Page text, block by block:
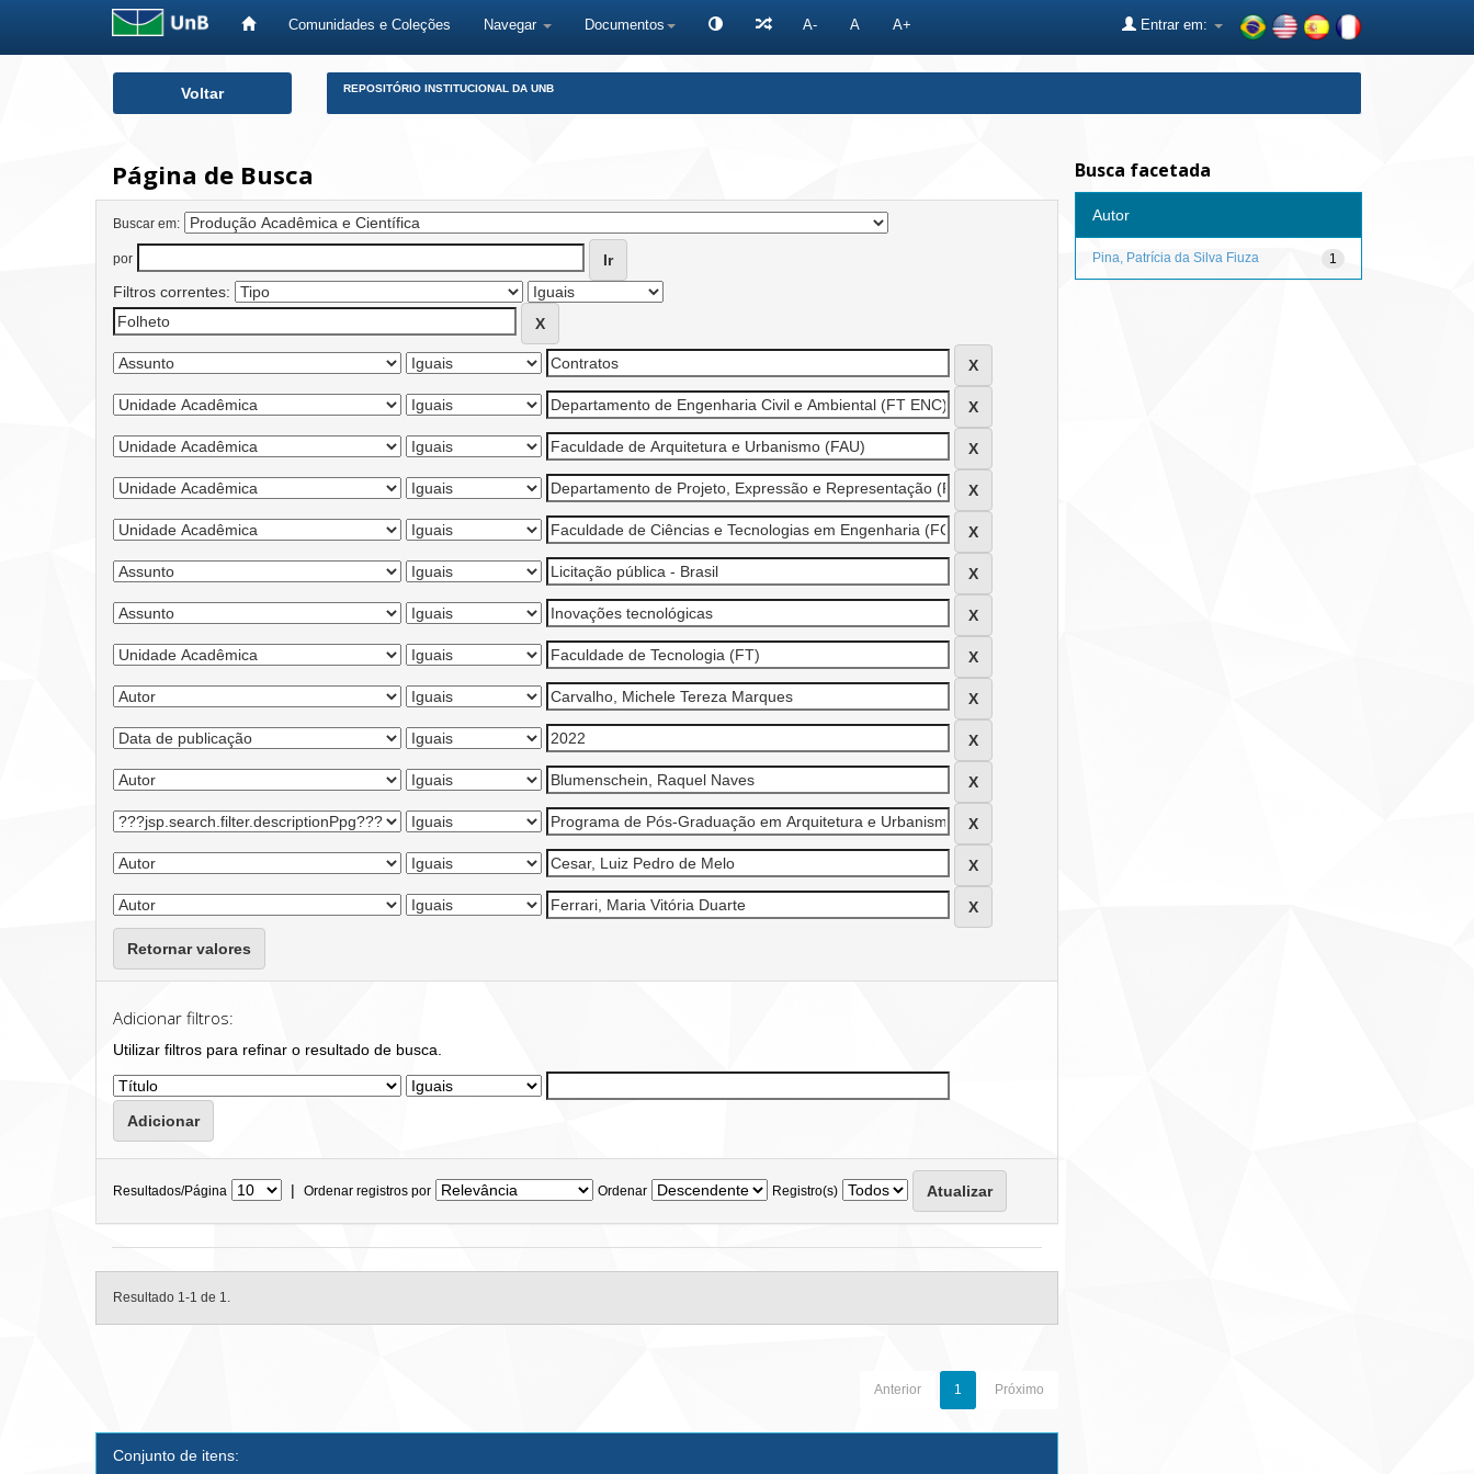
Comunidades e Coleções Navegar Documentos A- A A+ Entrar em:
Voltar REPOSITÓRIO INSTITUCIONAL DA UNB
Página de Busca
Buscar em:
por
Filtros correntes:
Retornar valores
Adicionar filtros:
Utilizar filtros para refinar o resultado de busca.
Resultados/Página | Ordenar registros por Ordenar Registro(s)
Resultado 1-1 de 1.
Anterior 1 Próximo
Conjunto de itens:
Busca facetada
Autor
1
Pina, Patrícia da Silva Fiuza